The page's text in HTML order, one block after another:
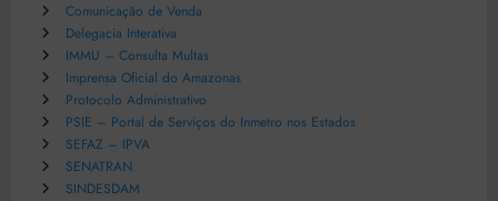
Comunicação de Venda
Delegacia Interativa
IMMU – Consulta Multas
Imprensa Oficial do Amazonas
Protocolo Administrativo
PSIE – Portal de Serviços do Inmetro nos Estados
SEFAZ – IPVA
SENATRAN
SINDESDAM